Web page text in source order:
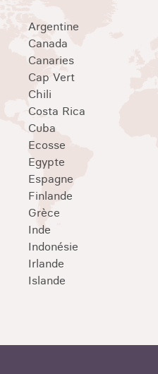
Argentine
Canada
Canaries
Cap Vert
Chili
Costa Rica
Cuba
Ecosse
Egypte
Espagne
Finlande
Grèce
Inde
Indonésie
Irlande
Islande